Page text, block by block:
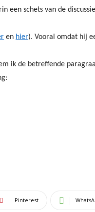
een schets van de
en hier). Vooral omdat hij
ik de betreffende
Pinterest